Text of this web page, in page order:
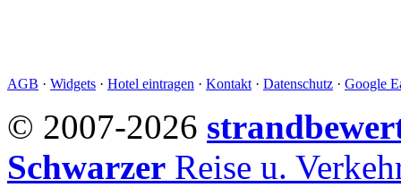
AGB · Widgets · Hotel eintragen · Kontakt · Datenschutz · Google
© 2007-2026
Schwarzer Reise u.